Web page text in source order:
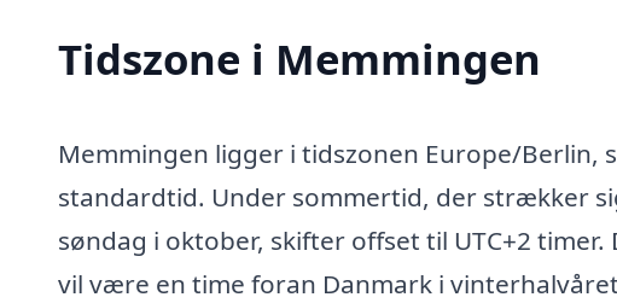
Tidszone i Memmingen
Memmingen ligger i tidszonen Europe/Berlin,
standardtid. Under sommertid, der strækker
søndag i oktober, skifter offset til UTC+2
vil være en time foran Danmark i